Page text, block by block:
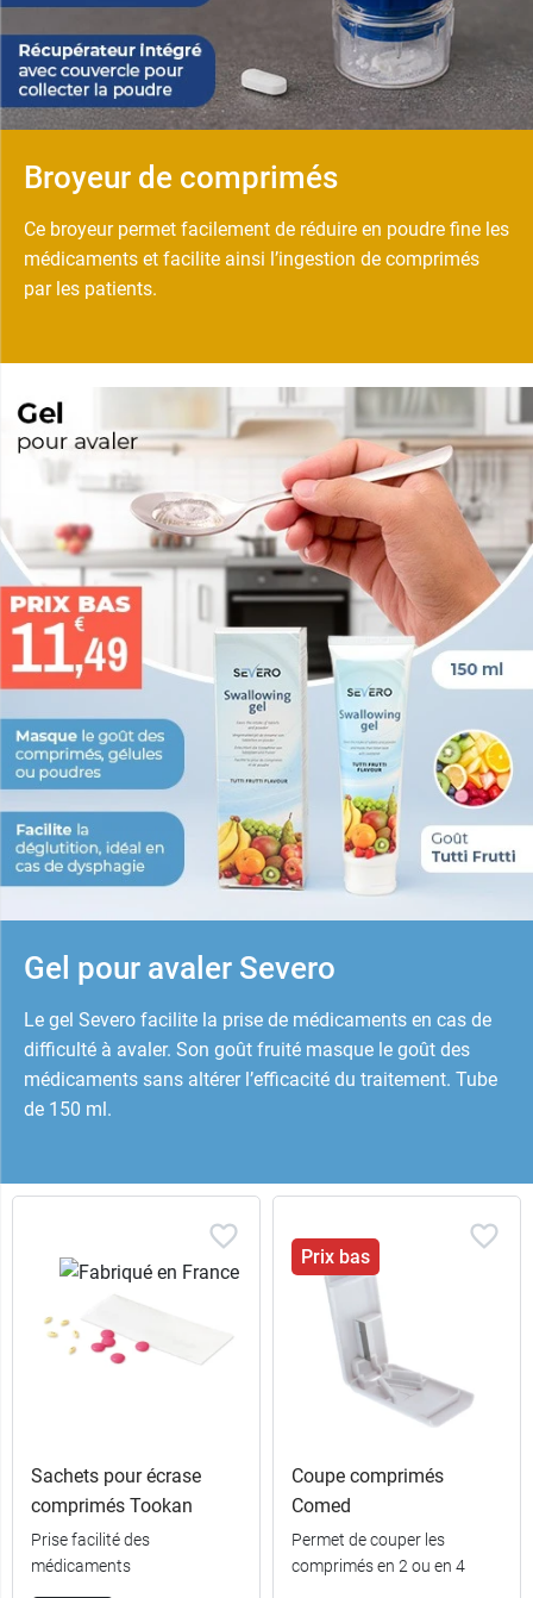
Broyeur de comprimés
Ce broyeur permet facilement de réduire en poudre fine les
médicaments et facilite ainsi l’ingestion de comprimés
par les patients.
Gel pour avaler Severo
Le gel Severo facilite la prise de médicaments en cas de
difficulté à avaler. Son goût fruité masque le goût des
médicaments sans altérer l’efficacité du traitement. Tube
de 150 ml.
Sachets pour écrase
comprimés Tookan
Prise facilité des
médicaments
Prix bas
Coupe comprimés
Comed
Permet de couper les
comprimés en 2 ou en 4